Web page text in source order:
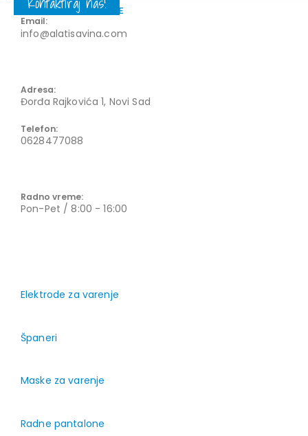
KONTAKT INFORMACIJE
Email:
info@alatisavina.com
Adresa:
Đorđa Rajkovića 1, Novi Sad
Telefon:
0628477088
Radno vreme:
Pon-Pet / 8:00 - 16:00
Elektrode za varenje
Španeri
Maske za varenje
Radne pantalone